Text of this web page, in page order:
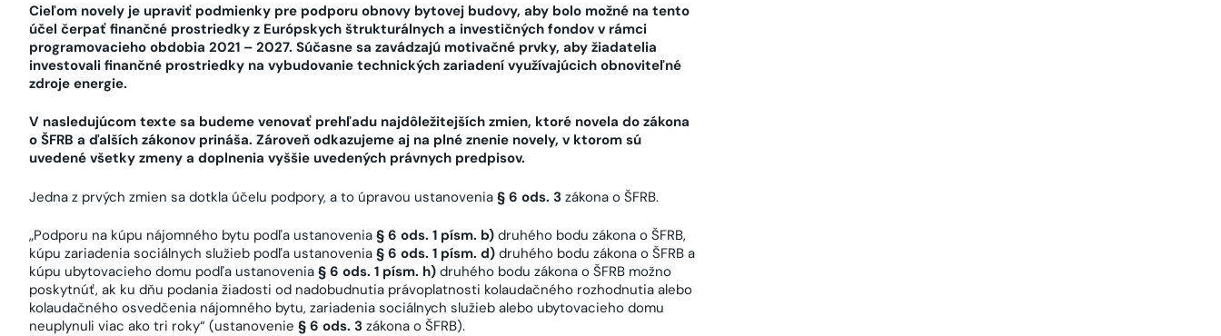
Cieľom novely je upraviť podmienky pre podporu obnovy bytovej budovy, aby bolo možné na tento
účel čerpať finančné prostriedky z Európskych štrukturálnych a investičných fondov v rámci
programovacieho obdobia 2021 – 2027. Súčasne sa zavádzajú motivačné prvky, aby žiadatelia
investovali finančné prostriedky na vybudovanie technických zariadení využívajúcich obnoviteľné
zdroje energie.
V nasledujúcom texte sa budeme venovať prehľadu najdôležitejších zmien, ktoré novela do zákona
o ŠFRB a ďalších zákonov prináša. Zároveň odkazujeme aj na plné znenie novely, v ktorom sú
uvedené všetky zmeny a doplnenia vyššie uvedených právnych predpisov.
Jedna z prvých zmien sa dotkla účelu podpory, a to úpravou ustanovenia § 6 ods. 3 zákona o ŠFRB.
„Podporu na kúpu nájomného bytu podľa ustanovenia § 6 ods. 1 písm. b) druhého bodu zákona o ŠFRB,
kúpu zariadenia sociálnych služieb podľa ustanovenia § 6 ods. 1 písm. d) druhého bodu zákona o ŠFRB a
kúpu ubytovacieho domu podľa ustanovenia § 6 ods. 1 písm. h) druhého bodu zákona o ŠFRB možno
poskytnúť, ak ku dňu podania žiadosti od nadobudnutia právoplatnosti kolaudačného rozhodnutia alebo
kolaudačného osvedčenia nájomného bytu, zariadenia sociálnych služieb alebo ubytovacieho domu
neuplynuli viac ako tri roky“ (ustanovenie § 6 ods. 3 zákona o ŠFRB).